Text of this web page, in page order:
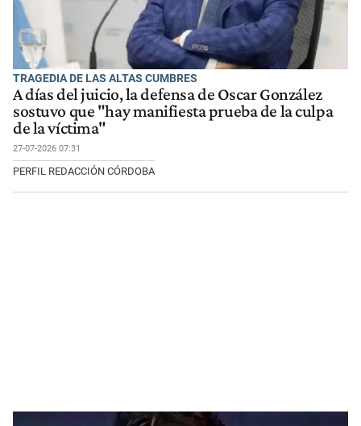
TRAGEDIA DE LAS ALTAS CUMBRES
A días del juicio, la defensa de Oscar González
sostuvo que "hay manifiesta prueba de la culpa
de la víctima"
27-07-2026 07:31
PERFIL REDACCIÓN CÓRDOBA